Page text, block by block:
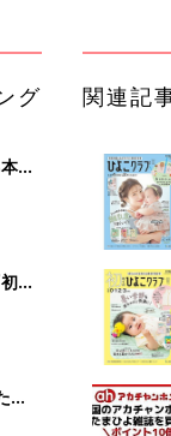
グ
め
ま
関連記